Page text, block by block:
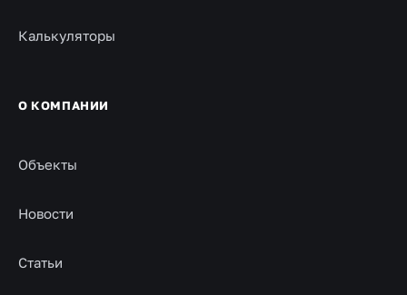
Калькуляторы
О КОМПАНИИ
Объекты
Новости
Статьи